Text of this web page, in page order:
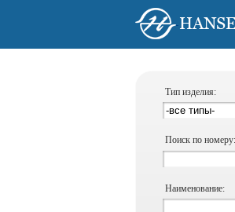
Тип изделия:
Поиск по номеру:
Наименование: